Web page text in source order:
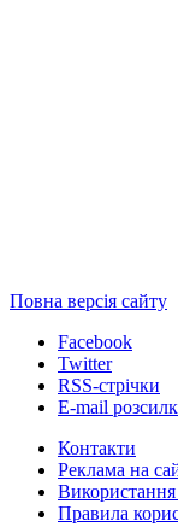
Повна версія сайту
Facebook
Twitter
RSS-стрічки
E-mail
Контакти
Реклама на
Використання
Правила